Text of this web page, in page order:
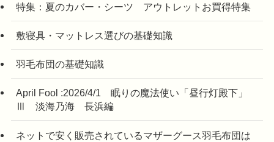
特集：夏のカバー・シーツ アウトレットお買得特集
敷寝具・マットレス選びの基礎知識
羽毛布団の基礎知識
April Fool :2026/4/1 眠りの魔法使い「昼行灯殿下」
Ⅲ 淡海乃海 長浜編
ネットで安く販売されているマザーグース羽毛布団は